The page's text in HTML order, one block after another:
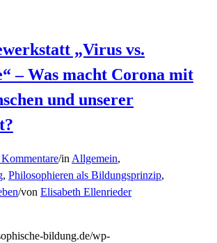
„Virus vs.
– Was macht Corona mit
und unserer
/inAllgemein,
, Philosophieren als Bildungsprinzip,
/von Elisabeth Ellenrieder
bildung.de/wp-